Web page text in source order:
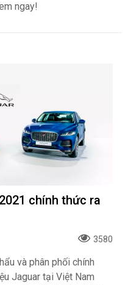
ngay!
chính thức ra
3580
và phân phối chính
Jaguar tại Việt Nam